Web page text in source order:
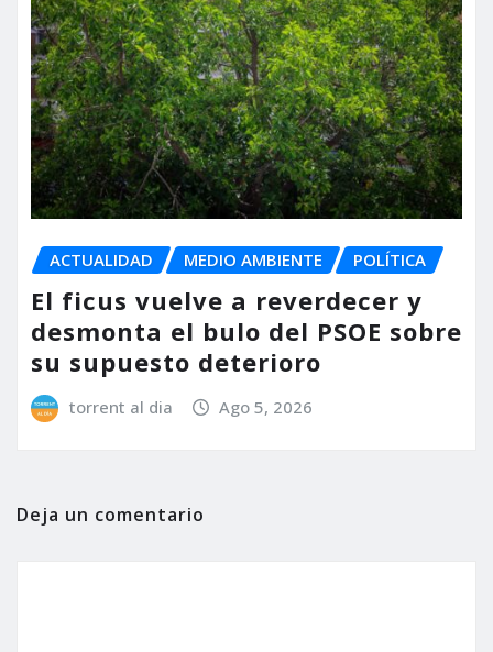
ACTUALIDAD MEDIO AMBIENTE POLÍTICA
El ficus vuelve a reverdecer y
desmonta el bulo del PSOE sobre
su supuesto deterioro
torrent al dia Ago 5, 2026
Deja un comentario